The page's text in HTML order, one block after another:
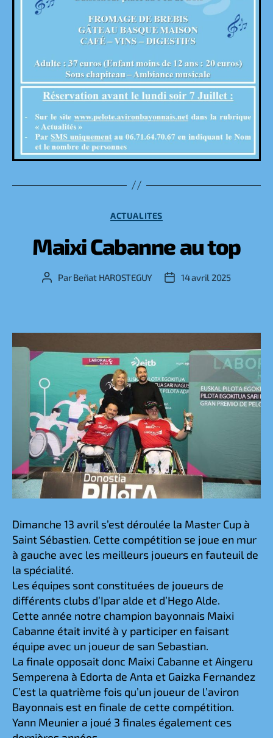
Catégories
ACTUALITES
Maixi Cabanne au top
Auteur
ParBeñat HAROSTEGUY
Date14 avril 2025
Dimanche 13 avril s’est déroulée la Master Cup à
Saint Sébastien. Cette compétition se joue en mur
à gauche avec les meilleurs joueurs en fauteuil de
la spécialité.
Les équipes sont constituées de joueurs de
différents clubs d’Ipar alde et d’Hego Alde.
Cette année notre champion bayonnais Maixi
Cabanne était invité à y participer en faisant
équipe avec un joueur de san Sebastian.
La finale opposait donc Maixi Cabanne et Aingeru
Semperena à Edorta de Anta et Gaizka Fernandez
C’est la quatrième fois qu’un joueur de l’aviron
Bayonnais est en finale de cette compétition.
Yann Meunier a joué 3 finales également ces